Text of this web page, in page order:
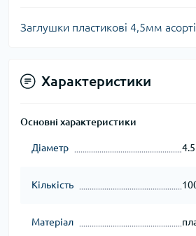
Заглушки пластикові 4,5мм
Характеристики
Основні характеристики
Діаметр
Кількість
Матеріал